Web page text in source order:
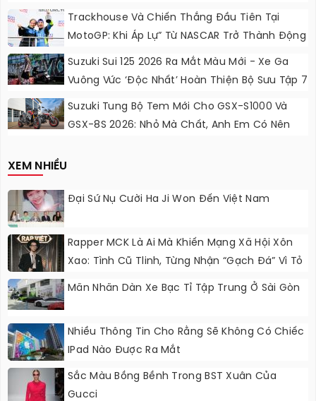
Chơi, Thêm Cá Tính
Trackhouse Và Chiến Thắng Đầu Tiên Tại
MotoGP: Khi Áp Lự” Từ NASCAR Trở Thành Động
Suzuki Sui 125 2026 Ra Mắt Màu Mới - Xe Ga
Vuông Vức ‘độc Nhất’ Hoàn Thiện Bộ Sưu Tập 7
Suzuki Tung Bộ Tem Mới Cho GSX-S1000 Và
GSX-8S 2026: Nhỏ Mà Chất, Anh Em Có Nên
XEM NHIỀU
Đại Sứ Nụ Cười Ha Ji Won Đến Việt Nam
Rapper MCK Là Ai Mà Khiến Mạng Xã Hội Xôn
Xao: Tình Cũ Tlinh, Từng Nhận “gạch Đá” Vì Tỏ
Mãn Nhãn Dàn Xe Bạc Tỉ Tập Trung Ở Sài Gòn
Nhiều Thông Tin Cho Rằng Sẽ Không Có Chiếc
IPad Nào Được Ra Mắt
Sắc Màu Bồng Bềnh Trong BST Xuân Của
Gucci